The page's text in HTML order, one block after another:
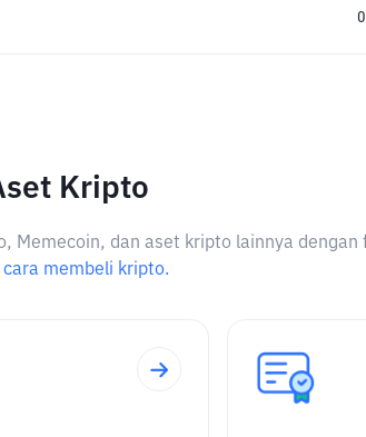
0
Kripto
Memecoin, dan aset kripto lainnya
membeli kripto.